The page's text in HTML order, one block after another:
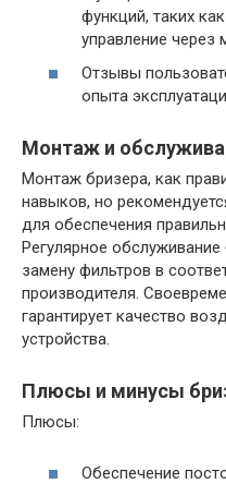
функций, таких
управление через
Отзывы
опыта
Монтаж и
Монтаж бризера, как
навыков, но
для обеспечения
Регулярное
замену фильтров в
производителя.
гарантирует качество
устройства.
Плюсы и минусы
Плюсы:
Обеспечение